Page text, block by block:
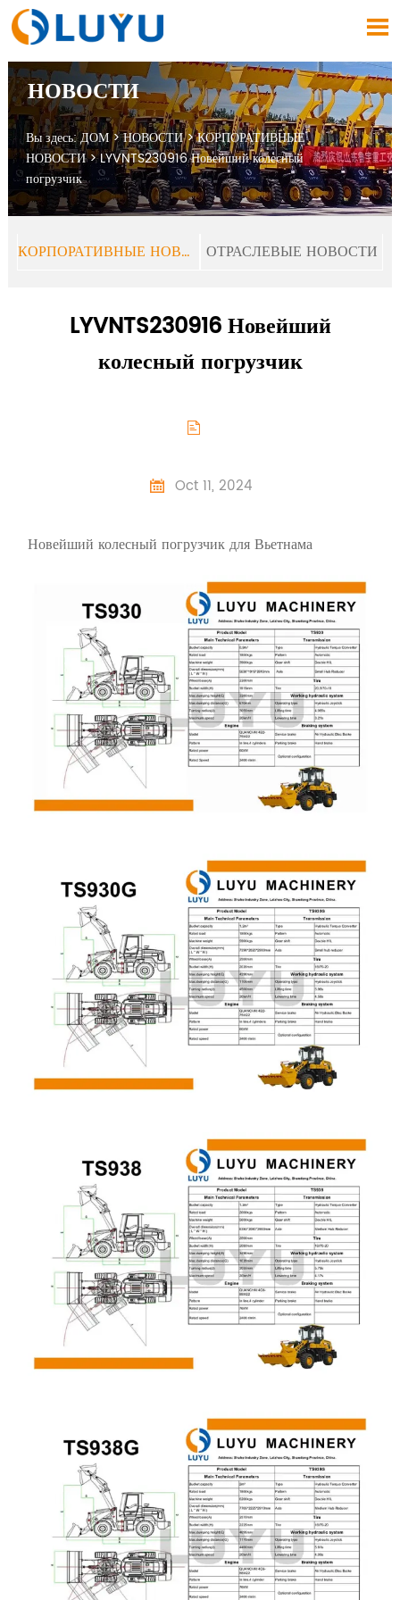

НОВОСТИ
Вы здесь:ДОМ>НОВОСТИ>КОРПОРАТИВНЫЕ
НОВОСТИ>LYVNTS230916 Новейший колесный
погрузчик
КОРПОРАТИВНЫЕ НОВОСТИ ОТРАСЛЕВЫЕ НОВОСТИ
LYVNTS230916 Новейший
колесный погрузчик

 Oct 11, 2024
Новейший колесный погрузчик для Вьетнама